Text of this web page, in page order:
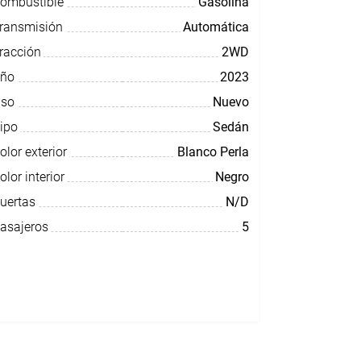
Automática
2WD
2023
Nuevo
Sedán
exterior
Blanco Perla
interior
Negro
N/D
5